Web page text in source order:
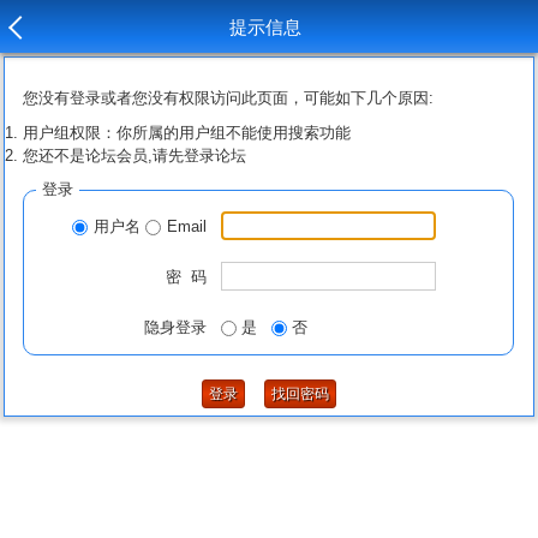
提示信息
您没有登录或者您没有权限访问此页面，可能如下几个原因:
用户组权限：你所属的用户组不能使用搜索功能
您还不是论坛会员,请先登录论坛
登录
用户名 Email
密 码
隐身登录 是 否